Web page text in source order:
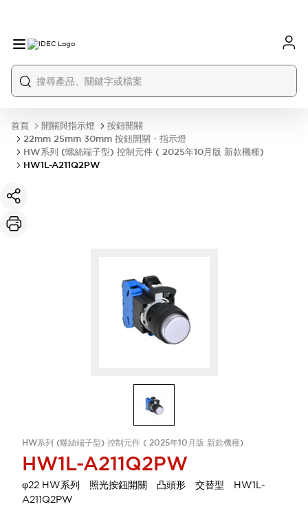
首頁 開關與指示燈
按鈕開關
22mm 25mm 30mm 按鈕開關・指示燈
HW系列 (螺絲端子型) 控制元件 ( 2025年10月版 新款機種)
HW1L-A211Q2PW
HW系列 (螺絲端子型) 控制元件 ( 2025年10月版 新款機種)
HW1L-A211Q2PW
φ22 HW系列 照光按鈕開關 凸頭形 交替型 HW1L-
A211Q2PW